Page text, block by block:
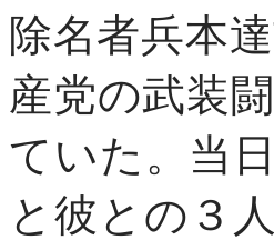
除名者兵本
産党の武装
ていた。当
と彼との３